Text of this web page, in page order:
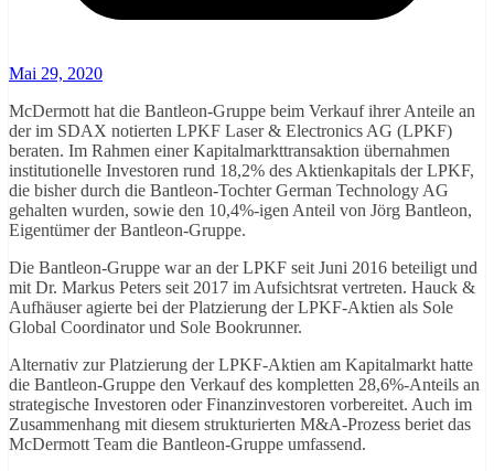
Mai 29, 2020
McDermott hat die Bantleon-Gruppe beim Verkauf ihrer Anteile an
der im SDAX notierten LPKF Laser & Electronics AG (LPKF)
beraten. Im Rahmen einer Kapitalmarkttransaktion übernahmen
institutionelle Investoren rund 18,2% des Aktienkapitals der LPKF,
die bisher durch die Bantleon-Tochter German Technology AG
gehalten wurden, sowie den 10,4%-igen Anteil von Jörg Bantleon,
Eigentümer der Bantleon-Gruppe.
Die Bantleon-Gruppe war an der LPKF seit Juni 2016 beteiligt und
mit Dr. Markus Peters seit 2017 im Aufsichtsrat vertreten. Hauck &
Aufhäuser agierte bei der Platzierung der LPKF-Aktien als Sole
Global Coordinator und Sole Bookrunner.
Alternativ zur Platzierung der LPKF-Aktien am Kapitalmarkt hatte
die Bantleon-Gruppe den Verkauf des kompletten 28,6%-Anteils an
strategische Investoren oder Finanzinvestoren vorbereitet. Auch im
Zusammenhang mit diesem strukturierten M&A-Prozess beriet das
McDermott Team die Bantleon-Gruppe umfassend.